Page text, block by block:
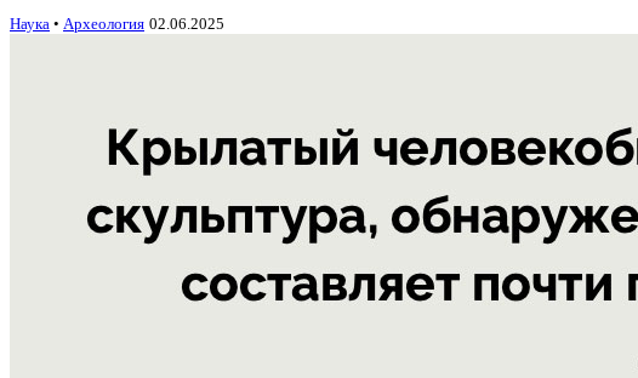
Наука • Археология 02.06.2025